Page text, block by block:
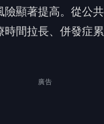
顯著提高。從公
間拉長、併發症
廣告